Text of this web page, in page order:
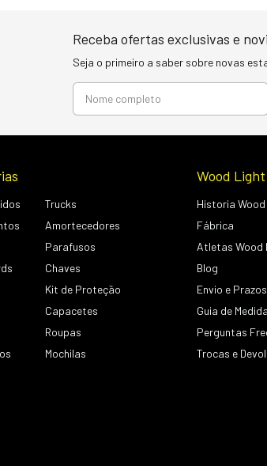
Receba ofertas exclusivas e
Seja o primeiro a saber sobre novas
Trucks
Amortecedores
Parafusos
Chaves
Kit de Proteção
Capacetes
Roupas
Mochilas
Wood Light
Historia
Fábrica
Atletas Wood
Blog
Envio e
Guia de
Perguntas
Trocas e